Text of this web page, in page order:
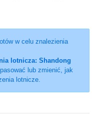
w celu znalezienia
lotnicza: Shandong
lub zmienić, jak
lotnicze.